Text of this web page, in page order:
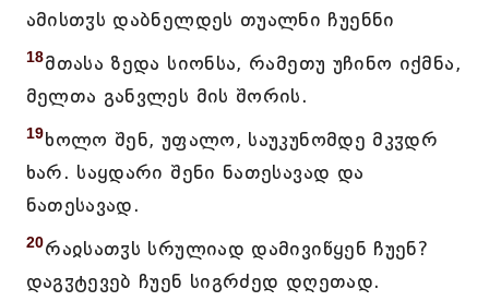
ამისთჳს დაბნელდეს თუალნი ჩუენნი
18მთასა ზედა სიონსა, რამეთუ უჩინო იქმნა,
მელთა განვლეს მის შორის.
19ხოლო შენ, უფალო, საუკუნომდე მკჳდრ
ხარ. საყდარი შენი ნათესავად და
ნათესავად.
20რაჲსათჳს სრულიად დამივიწყენ ჩუენ?
დაგჳტევებ ჩუენ სიგრძედ დღეთად.